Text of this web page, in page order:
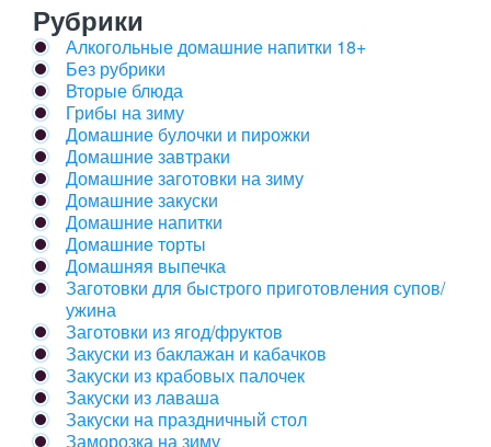
Рубрики
Алкогольные домашние напитки 18+
Без рубрики
Вторые блюда
Грибы на зиму
Домашние булочки и пирожки
Домашние завтраки
Домашние заготовки на зиму
Домашние закуски
Домашние напитки
Домашние торты
Домашняя выпечка
Заготовки для быстрого приготовления супов/
ужина
Заготовки из ягод/фруктов
Закуски из баклажан и кабачков
Закуски из крабовых палочек
Закуски из лаваша
Закуски на праздничный стол
Заморозка на зиму